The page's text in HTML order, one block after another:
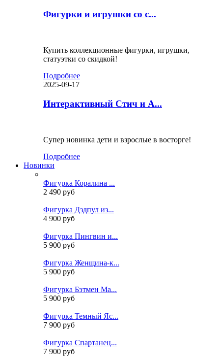
Фигурки и игрушки со с...
Купить коллекционные фигурки, игрушки,
статуэтки со скидкой!
Подробнее
2025-09-17
Интерактивный Стич и А...
Супер новинка дети и взрослые в восторге!
Подробнее
Новинки
Фигурка Коралина ...
2 490 руб
Фигурка Дэдпул из...
4 900 руб
Фигурка Пингвин и...
5 900 руб
Фигурка Женщина-к...
5 900 руб
Фигурка Бэтмен Ма...
5 900 руб
Фигурка Темный Яс...
7 900 руб
Фигурка Спартанец...
7 900 руб